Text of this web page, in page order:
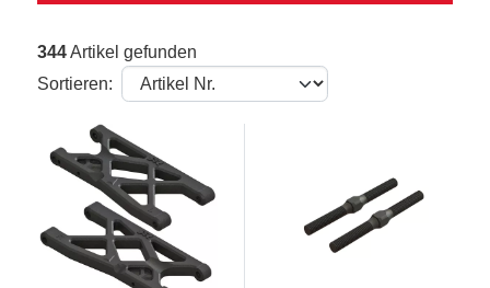
344Artikel gefunden
Sortieren: